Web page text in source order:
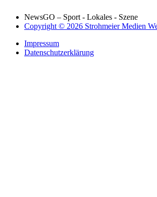
NewsGO – Sport - Lokales - Szene
Copyright © 2026 Strohmeier Medien
Impressum
Datenschutzerklärung